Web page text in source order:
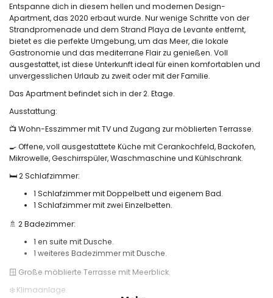
Entspanne dich in diesem hellen und modernen Design-
Apartment, das 2020 erbaut wurde. Nur wenige Schritte von der
Strandpromenade und dem Strand Playa de Levante entfernt,
bietet es die perfekte Umgebung, um das Meer, die lokale
Gastronomie und das mediterrane Flair zu genießen. Voll
ausgestattet, ist diese Unterkunft ideal für einen komfortablen und
unvergesslichen Urlaub zu zweit oder mit der Familie.
Das Apartment befindet sich in der 2. Etage.
Ausstattung:
📺 Wohn-Esszimmer mit TV und Zugang zur möblierten Terrasse.
🍳 Offene, voll ausgestattete Küche mit Cerankochfeld, Backofen,
Mikrowelle, Geschirrspüler, Waschmaschine und Kühlschrank.
🛏️ 2 Schlafzimmer:
1 Schlafzimmer mit Doppelbett und eigenem Bad.
1 Schlafzimmer mit zwei Einzelbetten.
🚿 2 Badezimmer:
1 en suite mit Dusche.
1 weiteres Badezimmer mit Dusche.
🪟 Große möblierte Terrasse mit Meerblick.
❄️ Klimaanlage.